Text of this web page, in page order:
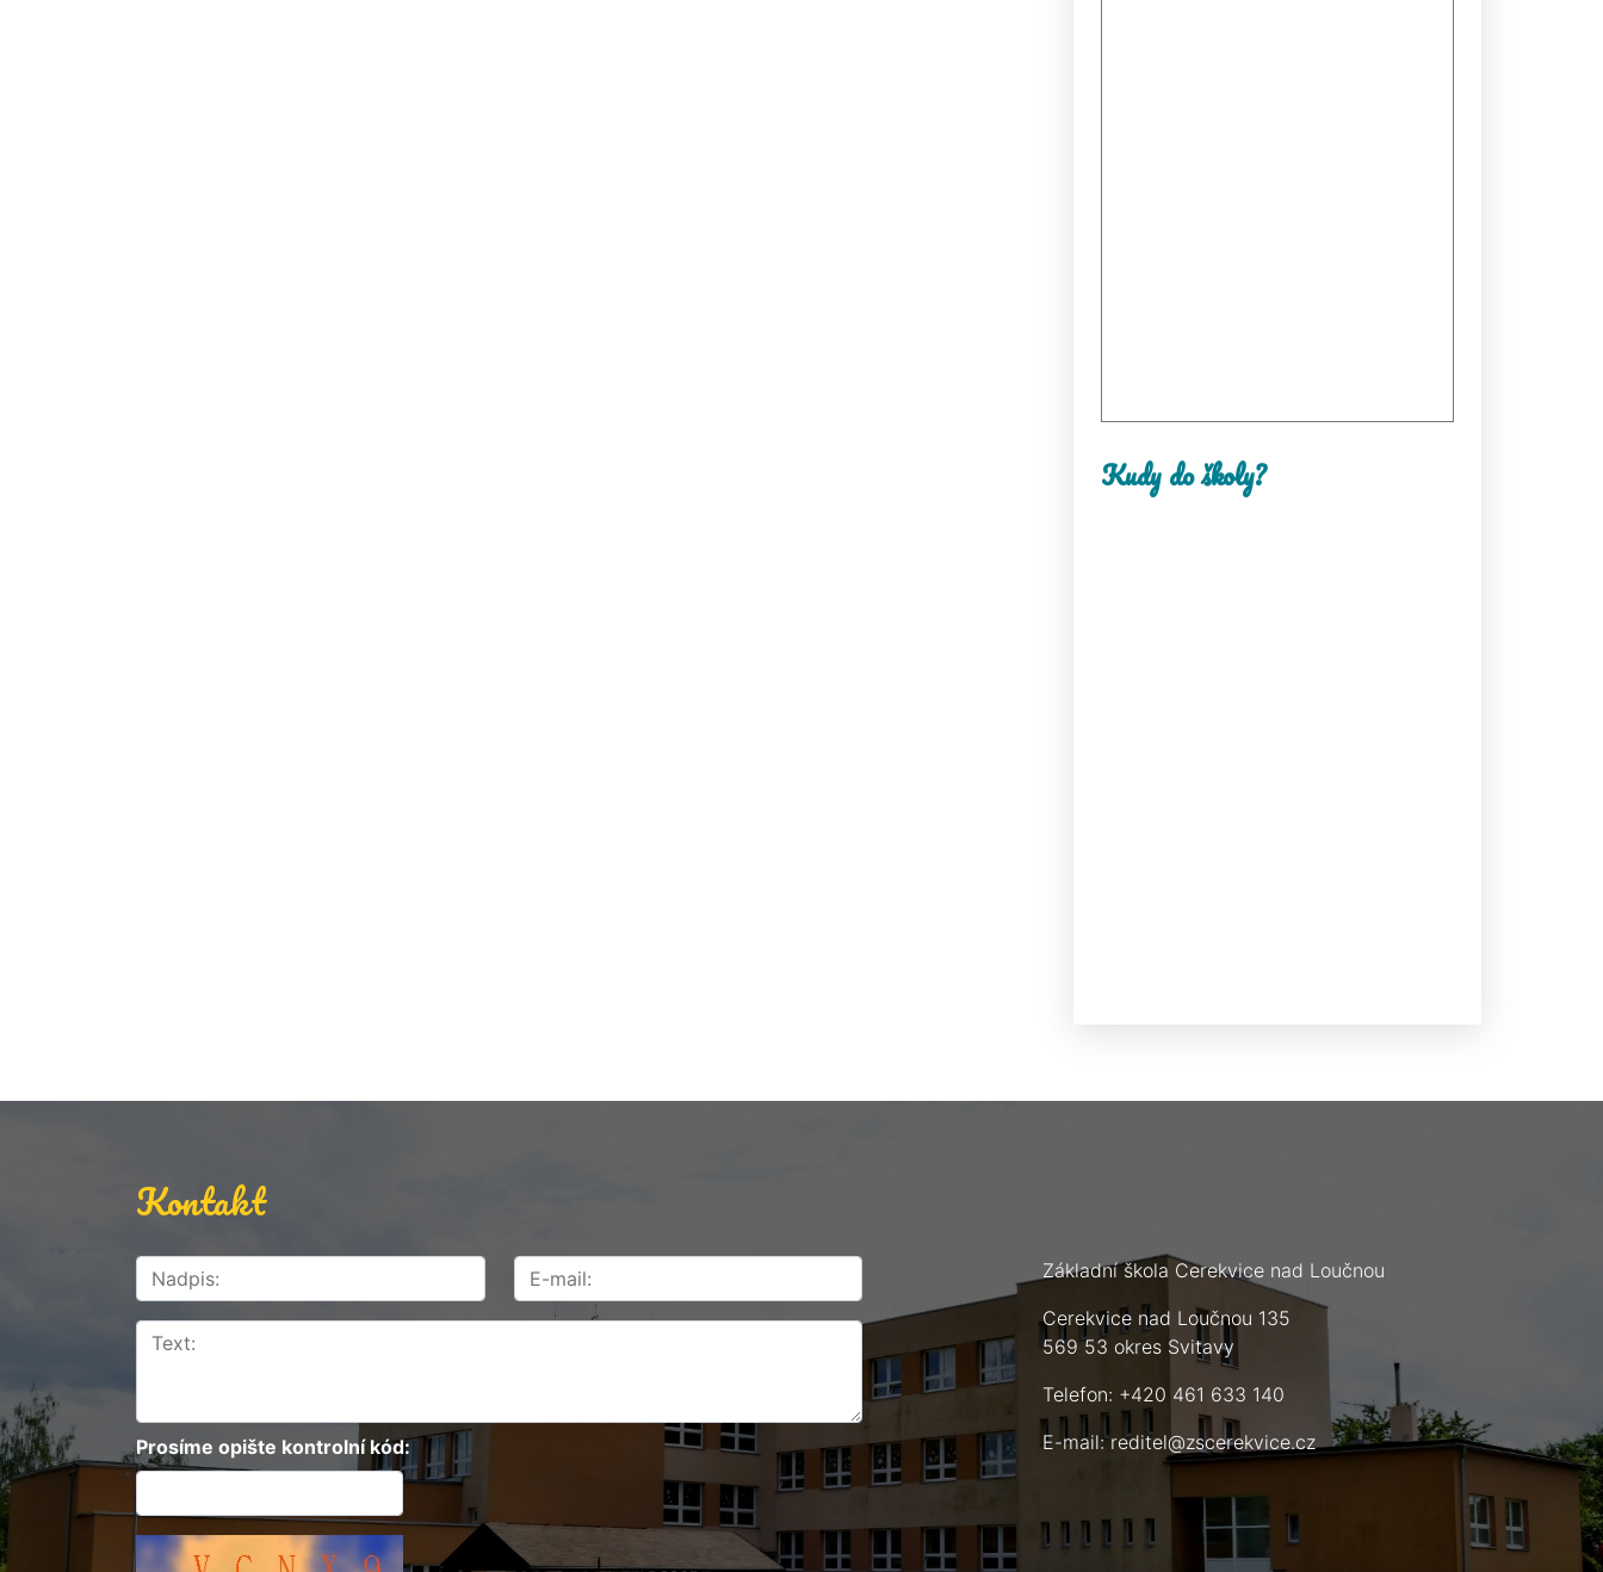
Kudy do školy?
Kontakt
Prosíme opište kontrolní kód:
Základní škola Cerekvice nad Loučnou
Cerekvice nad Loučnou 135
569 53 okres Svitavy
Telefon: +420 461 633 140
E-mail:reditel@zscerekvice.cz